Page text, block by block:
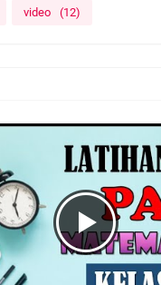
video (12)